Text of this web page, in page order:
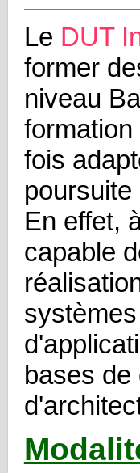
Le DUT
former
niveau
fois
En effet,
capable
bases de